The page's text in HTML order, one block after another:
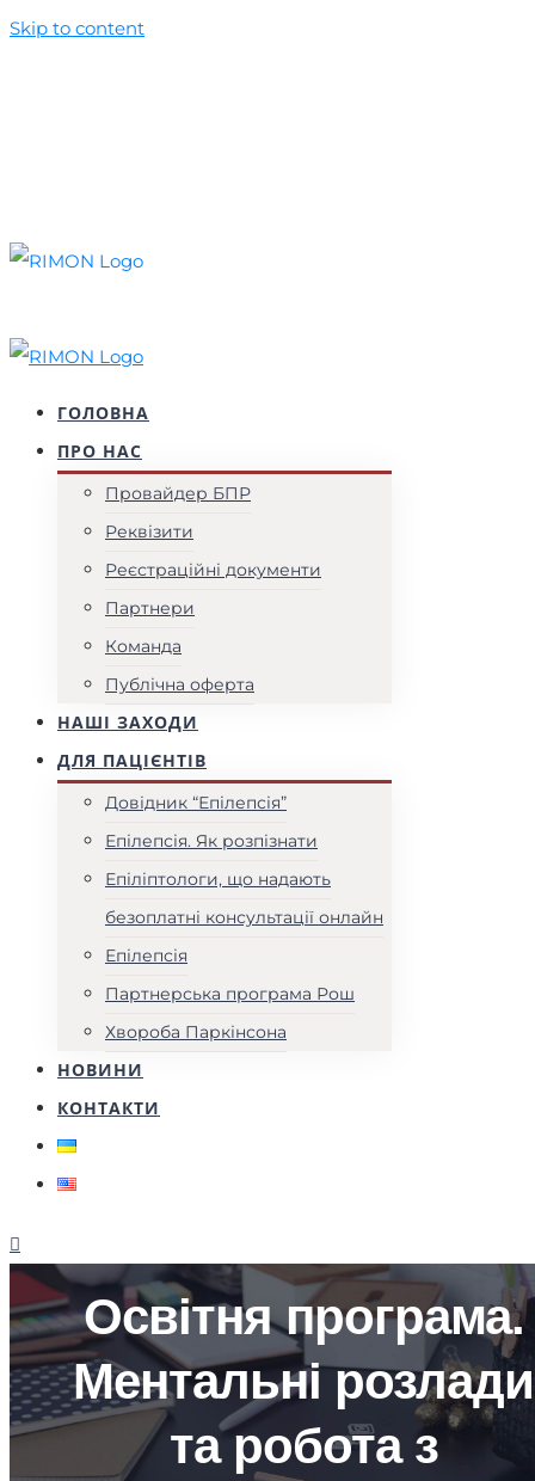
Skip to content
ГОЛОВНА
ПРО НАС
Провайдер БПР
Реквізити
Реєстраційні документи
Партнери
Команда
Публічна оферта
НАШІ ЗАХОДИ
ДЛЯ ПАЦІЄНТІВ
Довідник “Епілепсія”
Епілепсія. Як розпізнати
Епіліптологи, що надають
безоплатні консультації онлайн
Епілепсія
Партнерська програма Рош
Хвороба Паркінсона
НОВИНИ
КОНТАКТИ
Освітня програма.
Ментальні розлади
та робота з